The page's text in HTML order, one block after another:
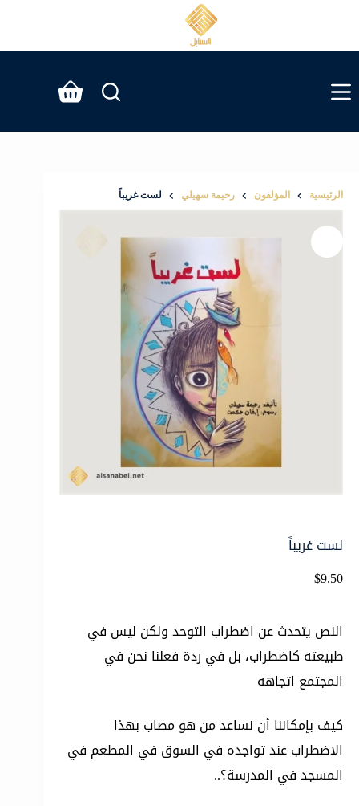
عربة
التسوق
الرئيسية المؤلفون رحيمة سهيلي لست غريباً
لست غريباً
$9.50
النص يتحدث عن اضطراب التوحد ولكن ليس في
طبيعته كاضطراب، بل في ردة فعلنا نحن في
المجتمع اتجاهه
كيف بإمكاننا أن نساعد من هو مصاب بهذا
الاضطراب عند تواجده في السوق في المطعم في
المسجد في المدرسة؟..